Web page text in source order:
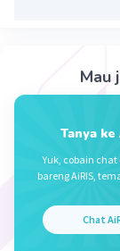
Mau
Tanya ke
Yuk, cobain
bareng AiRIS,
Chat